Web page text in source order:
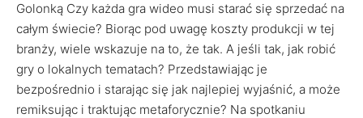
Golonką Czy każda gra wideo musi starać się sprzedać na
całym świecie? Biorąc pod uwagę koszty produkcji w tej
branży, wiele wskazuje na to, że tak. A jeśli tak, jak robić
gry o lokalnych tematach? Przedstawiając je
bezpośrednio i starając się jak najlepiej wyjaśnić, a może
remiksując i traktując metaforycznie? Na spotkaniu